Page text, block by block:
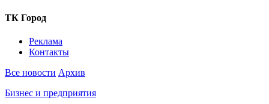
ТК Город
Реклама
Контакты
Все новости Архив
Бизнес и предприятия